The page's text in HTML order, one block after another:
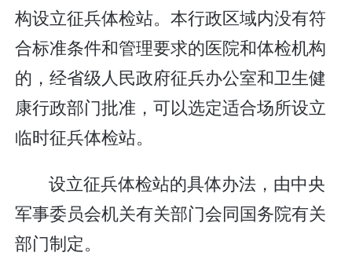
构设立征兵体检站。本行政区域内没有符
合标准条件和管理要求的医院和体检机构
的，经省级人民政府征兵办公室和卫生健
康行政部门批准，可以选定适合场所设立
临时征兵体检站。
设立征兵体检站的具体办法，由中央
军事委员会机关有关部门会同国务院有关
部门制定。